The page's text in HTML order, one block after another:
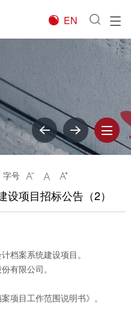

EN
字号   
项目招标公告（2）
案系统建设项目。
有限公司。
目工作范围说明书》。